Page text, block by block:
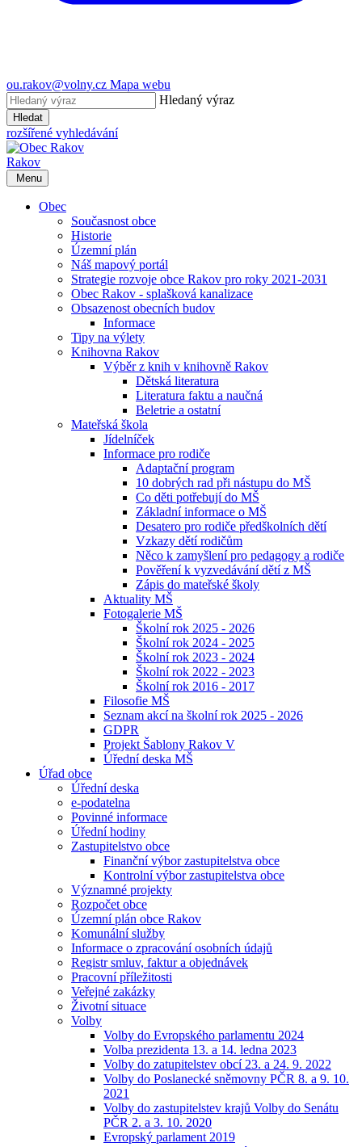
ou.rakov@volny.cz Mapa webu
Hledaný výraz
Hledat
rozšířené vyhledávání
Rakov
Menu
Obec
Současnost obce
Historie
Územní plán
Náš mapový portál
Strategie rozvoje obce Rakov pro roky 2021-2031
Obec Rakov - splašková kanalizace
Obsazenost obecních budov
Informace
Tipy na výlety
Knihovna Rakov
Výběr z knih v knihovně Rakov
Dětská literatura
Literatura faktu a naučná
Beletrie a ostatní
Mateřská škola
Jídelníček
Informace pro rodiče
Adaptační program
10 dobrých rad při nástupu do MŠ
Co děti potřebují do MŠ
Základní informace o MŠ
Desatero pro rodiče předškolních dětí
Vzkazy dětí rodičům
Něco k zamyšlení pro pedagogy a rodiče
Pověření k vyzvedávání dětí z MŠ
Zápis do mateřské školy
Aktuality MŠ
Fotogalerie MŠ
Školní rok 2025 - 2026
Školní rok 2024 - 2025
Školní rok 2023 - 2024
Školní rok 2022 - 2023
Školní rok 2016 - 2017
Filosofie MŠ
Seznam akcí na školní rok 2025 - 2026
GDPR
Projekt Šablony Rakov V
Úřední deska MŠ
Úřad obce
Úřední deska
e-podatelna
Povinné informace
Úřední hodiny
Zastupitelstvo obce
Finanční výbor zastupitelstva obce
Kontrolní výbor zastupitelstva obce
Významné projekty
Rozpočet obce
Územní plán obce Rakov
Komunální služby
Informace o zpracování osobních údajů
Registr smluv, faktur a objednávek
Pracovní příležitosti
Veřejné zakázky
Životní situace
Volby
Volby do Evropského parlamentu 2024
Volba prezidenta 13. a 14. ledna 2023
Volby do zatupitelstev obcí 23. a 24. 9. 2022
Volby do Poslanecké sněmovny PČR 8. a 9. 10.
2021
Volby do zastupitelstev krajů Volby do Senátu
PČR 2. a 3. 10. 2020
Evropský parlament 2019